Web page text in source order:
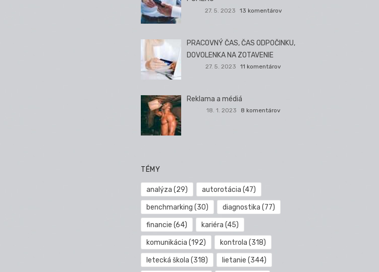
27. 5. 2023 13 komentárov
PRACOVNÝ ČAS, ČAS ODPOČINKU,
DOVOLENKA NA ZOTAVENIE
27. 5. 2023 11 komentárov
Reklama a médiá
18. 1. 2023 8 komentárov
TÉMY
analýza (29) autorotácia (47)
benchmarking (30) diagnostika (77)
financie (64) kariéra (45)
komunikácia (192) kontrola (318)
letecká škola (318) lietanie (344)